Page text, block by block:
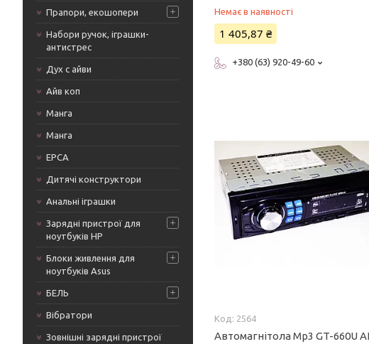
Прапори, екошопери
Набори ручок, іграшки-
антистрес
Дух с айви
Айв коп
Манга
Манга
ЕРСА
Дитячі конструктори
Анальні іграшки
Зарядні пристрої для
ноутбуків HP
Блоки живлення для
ноутбуків Asus
БЕЛЬ
Вібратори
Зовнішні зарядні пристрої
Немає в наявності
1 405,87 ₴
+380 (63) 920-49-60
2564
Автомагнітола Mp3 GT-660U